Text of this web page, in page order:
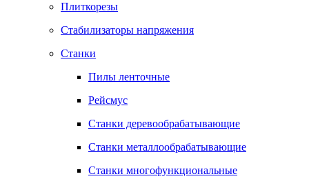
Плиткорезы
Стабилизаторы напряжения
Станки
Пилы ленточные
Рейсмус
Станки деревообрабатывающие
Станки металлообрабатывающие
Станки многофункциональные